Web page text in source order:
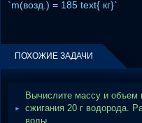
`m(возд.) = 185 text{ кг}`
ПОХОЖИЕ ЗАДАЧИ
Вычислите массу и объем
сжигания 20 г водорода.
воды.